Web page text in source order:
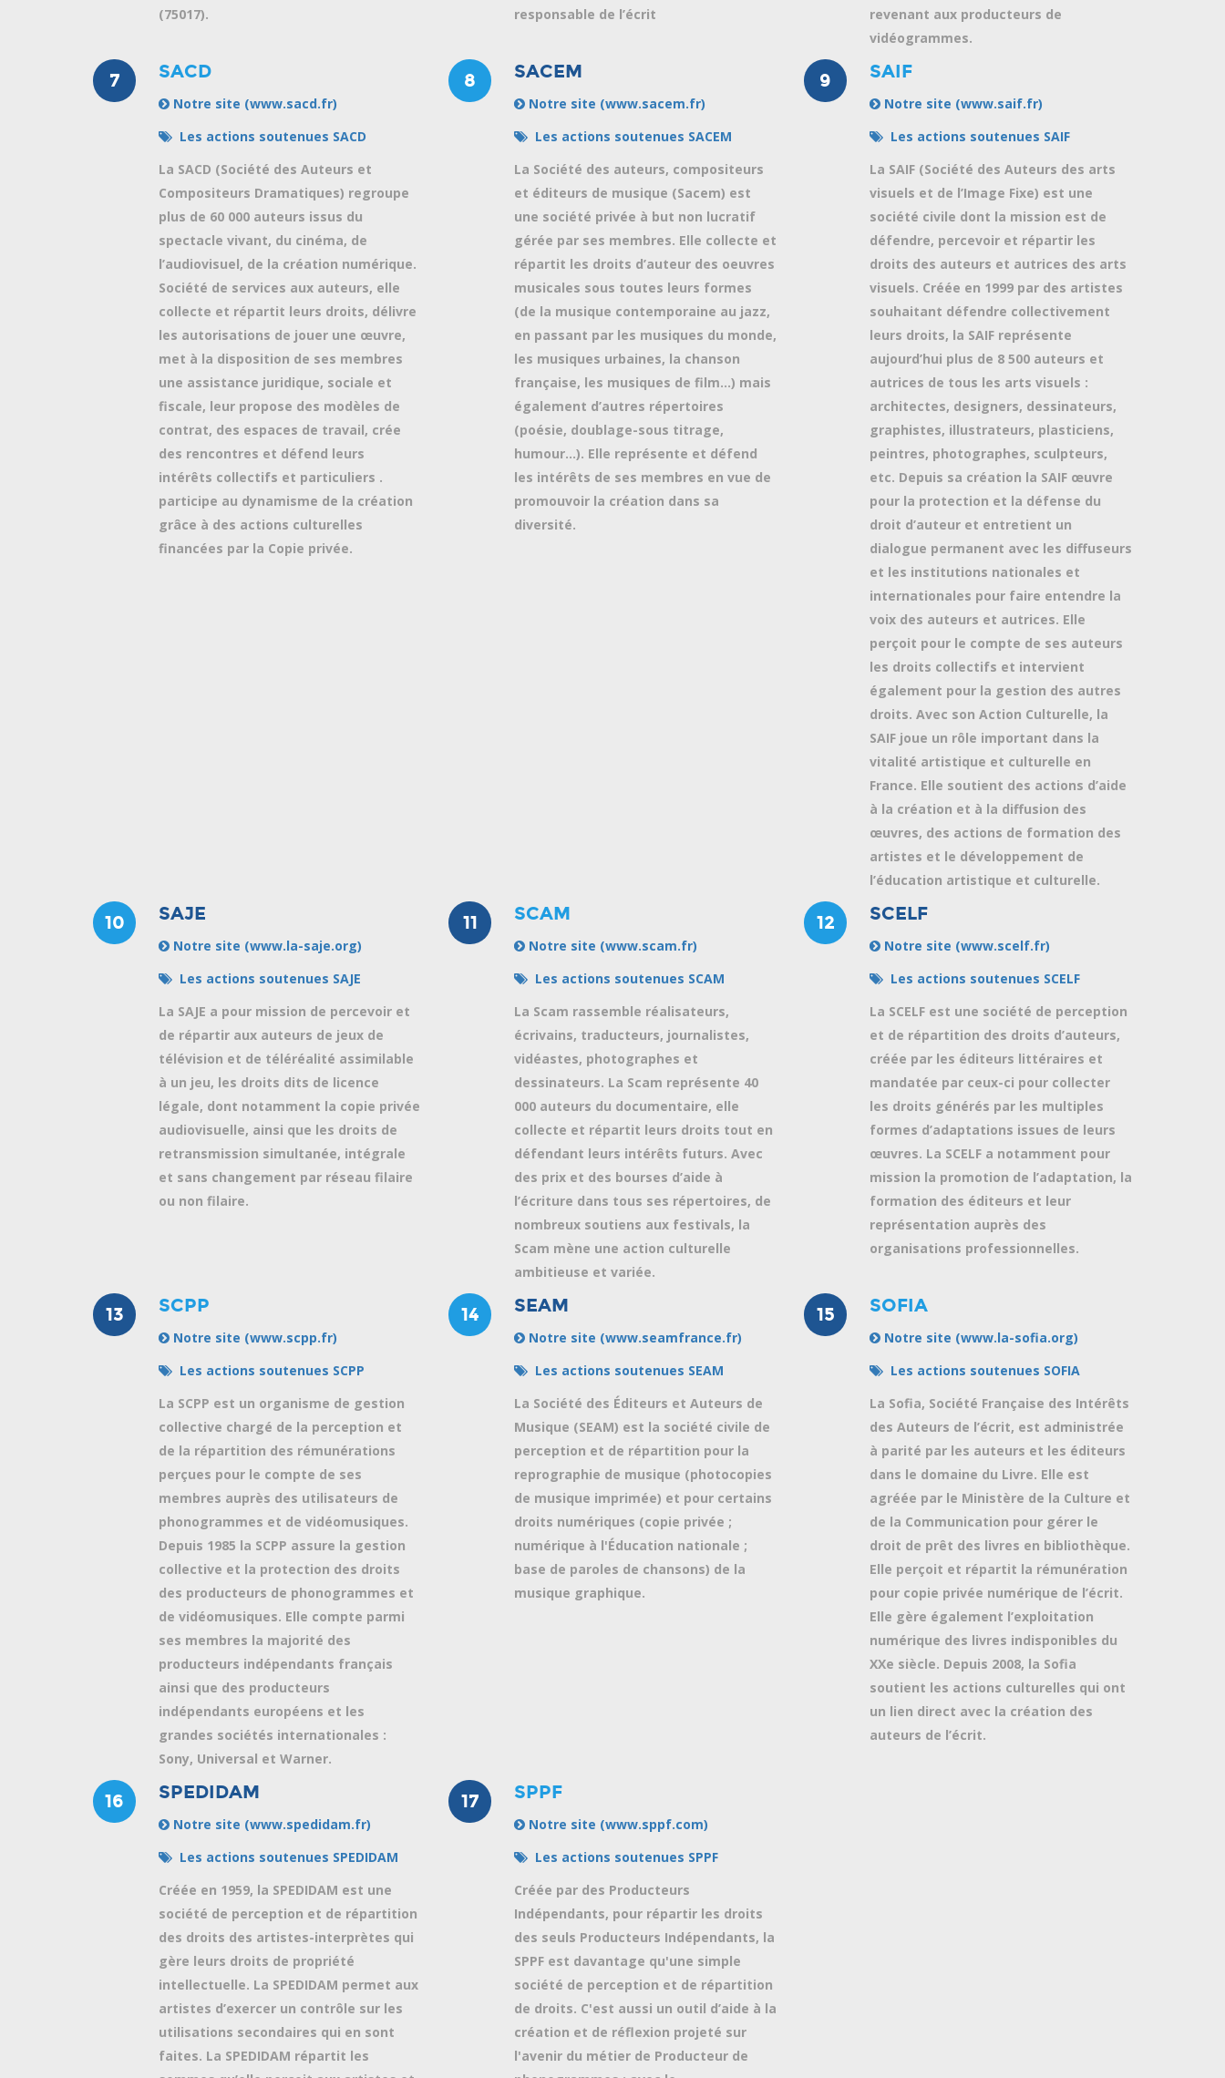
(75017).
responsable de l’écrit
revenant aux producteurs de
vidéogrammes.
7 SACD
Notre site (www.sacd.fr)
Les actions soutenues SACD
La SACD (Société des Auteurs et
Compositeurs Dramatiques) regroupe
plus de 60 000 auteurs issus du
spectacle vivant, du cinéma, de
l’audiovisuel, de la création numérique.
Société de services aux auteurs, elle
collecte et répartit leurs droits, délivre
les autorisations de jouer une œuvre,
met à la disposition de ses membres
une assistance juridique, sociale et
fiscale, leur propose des modèles de
contrat, des espaces de travail, crée
des rencontres et défend leurs
intérêts collectifs et particuliers .
participe au dynamisme de la création
grâce à des actions culturelles
financées par la Copie privée.
8 SACEM
Notre site (www.sacem.fr)
Les actions soutenues SACEM
La Société des auteurs, compositeurs
et éditeurs de musique (Sacem) est
une société privée à but non lucratif
gérée par ses membres. Elle collecte et
répartit les droits d’auteur des oeuvres
musicales sous toutes leurs formes
(de la musique contemporaine au jazz,
en passant par les musiques du monde,
les musiques urbaines, la chanson
française, les musiques de film…) mais
également d’autres répertoires
(poésie, doublage-sous titrage,
humour…). Elle représente et défend
les intérêts de ses membres en vue de
promouvoir la création dans sa
diversité.
9 SAIF
Notre site (www.saif.fr)
Les actions soutenues SAIF
La SAIF (Société des Auteurs des arts
visuels et de l’Image Fixe) est une
société civile dont la mission est de
défendre, percevoir et répartir les
droits des auteurs et autrices des arts
visuels. Créée en 1999 par des artistes
souhaitant défendre collectivement
leurs droits, la SAIF représente
aujourd’hui plus de 8 500 auteurs et
autrices de tous les arts visuels :
architectes, designers, dessinateurs,
graphistes, illustrateurs, plasticiens,
peintres, photographes, sculpteurs,
etc. Depuis sa création la SAIF œuvre
pour la protection et la défense du
droit d’auteur et entretient un
dialogue permanent avec les diffuseurs
et les institutions nationales et
internationales pour faire entendre la
voix des auteurs et autrices. Elle
perçoit pour le compte de ses auteurs
les droits collectifs et intervient
également pour la gestion des autres
droits. Avec son Action Culturelle, la
SAIF joue un rôle important dans la
vitalité artistique et culturelle en
France. Elle soutient des actions d’aide
à la création et à la diffusion des
œuvres, des actions de formation des
artistes et le développement de
l’éducation artistique et culturelle.
10 SAJE
Notre site (www.la-saje.org)
Les actions soutenues SAJE
La SAJE a pour mission de percevoir et
de répartir aux auteurs de jeux de
télévision et de téléréalité assimilable
à un jeu, les droits dits de licence
légale, dont notamment la copie privée
audiovisuelle, ainsi que les droits de
retransmission simultanée, intégrale
et sans changement par réseau filaire
ou non filaire.
11 SCAM
Notre site (www.scam.fr)
Les actions soutenues SCAM
La Scam rassemble réalisateurs,
écrivains, traducteurs, journalistes,
vidéastes, photographes et
dessinateurs. La Scam représente 40
000 auteurs du documentaire, elle
collecte et répartit leurs droits tout en
défendant leurs intérêts futurs. Avec
des prix et des bourses d’aide à
l’écriture dans tous ses répertoires, de
nombreux soutiens aux festivals, la
Scam mène une action culturelle
ambitieuse et variée.
12 SCELF
Notre site (www.scelf.fr)
Les actions soutenues SCELF
La SCELF est une société de perception
et de répartition des droits d’auteurs,
créée par les éditeurs littéraires et
mandatée par ceux-ci pour collecter
les droits générés par les multiples
formes d’adaptations issues de leurs
œuvres. La SCELF a notamment pour
mission la promotion de l’adaptation, la
formation des éditeurs et leur
représentation auprès des
organisations professionnelles.
13 SCPP
Notre site (www.scpp.fr)
Les actions soutenues SCPP
La SCPP est un organisme de gestion
collective chargé de la perception et
de la répartition des rémunérations
perçues pour le compte de ses
membres auprès des utilisateurs de
phonogrammes et de vidéomusiques.
Depuis 1985 la SCPP assure la gestion
collective et la protection des droits
des producteurs de phonogrammes et
de vidéomusiques. Elle compte parmi
ses membres la majorité des
producteurs indépendants français
ainsi que des producteurs
indépendants européens et les
grandes sociétés internationales :
Sony, Universal et Warner.
14 SEAM
Notre site (www.seamfrance.fr)
Les actions soutenues SEAM
La Société des Éditeurs et Auteurs de
Musique (SEAM) est la société civile de
perception et de répartition pour la
reprographie de musique (photocopies
de musique imprimée) et pour certains
droits numériques (copie privée ;
numérique à l'Éducation nationale ;
base de paroles de chansons) de la
musique graphique.
15 SOFIA
Notre site (www.la-sofia.org)
Les actions soutenues SOFIA
La Sofia, Société Française des Intérêts
des Auteurs de l’écrit, est administrée
à parité par les auteurs et les éditeurs
dans le domaine du Livre. Elle est
agréée par le Ministère de la Culture et
de la Communication pour gérer le
droit de prêt des livres en bibliothèque.
Elle perçoit et répartit la rémunération
pour copie privée numérique de l’écrit.
Elle gère également l’exploitation
numérique des livres indisponibles du
XXe siècle. Depuis 2008, la Sofia
soutient les actions culturelles qui ont
un lien direct avec la création des
auteurs de l’écrit.
16 SPEDIDAM
Notre site (www.spedidam.fr)
Les actions soutenues SPEDIDAM
Créée en 1959, la SPEDIDAM est une
société de perception et de répartition
des droits des artistes-interprètes qui
gère leurs droits de propriété
intellectuelle. La SPEDIDAM permet aux
artistes d’exercer un contrôle sur les
utilisations secondaires qui en sont
faites. La SPEDIDAM répartit les
17 SPPF
Notre site (www.sppf.com)
Les actions soutenues SPPF
Créée par des Producteurs
Indépendants, pour répartir les droits
des seuls Producteurs Indépendants, la
SPPF est davantage qu'une simple
société de perception et de répartition
de droits. C'est aussi un outil d’aide à la
création et de réflexion projeté sur
l'avenir du métier de Producteur de